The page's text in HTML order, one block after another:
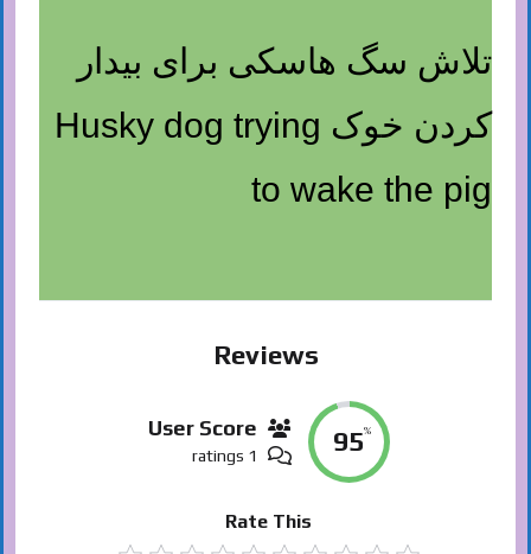
تلاش سگ هاسکی برای بیدار
کردن خوک Husky dog ​​trying
to wake the pig
Reviews
95%
User Score
1 ratings
Rate This